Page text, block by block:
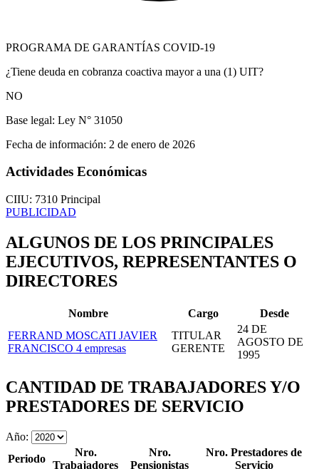
PROGRAMA DE GARANTÍAS COVID-19
¿Tiene deuda en cobranza coactiva mayor a una (1) UIT?
NO
Base legal: Ley N° 31050
Fecha de información: 2 de enero de 2026
Actividades Económicas
CIIU: 7310 Principal
PUBLICIDAD
ALGUNOS DE LOS PRINCIPALES
EJECUTIVOS, REPRESENTANTES O
DIRECTORES
Nombre Cargo
Desde
FERRAND MOSCATI JAVIER
FRANCISCO 4 empresas
TITULAR
GERENTE
24 DE
AGOSTO DE
1995
CANTIDAD DE TRABAJADORES Y/O
PRESTADORES DE SERVICIO
Año:
Periodo
Nro.
Trabajadores
Nro.
Pensionistas
Nro. Prestadores de
Servicio